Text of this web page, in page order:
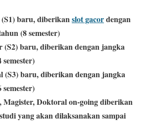
baru, diberikanslot gacordengan
(8 semester)
(S2) baru, diberikan dengan jangka
(S3) baru, diberikan dengan jangka
Magister, Doktoral on-going diberikan
yang akan dilaksanakansampai